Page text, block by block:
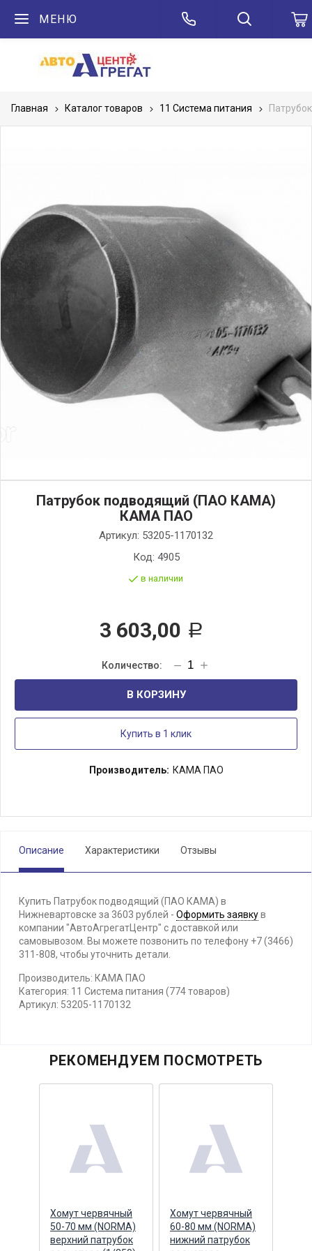
МЕНЮ
Главная Каталог товаров 11 Система питания
Патрубок подводящий (ПАО КАМА)
КАМА ПАО
Артикул: 53205-1170132
Код: 4905
в наличии
3 603,00 Р
В КОРЗИНУ
Купить в 1 клик
Производитель: КАМА ПАО
Описание Характеристики Отзывы
Купить Патрубок подводящий (ПАО КАМА) в
Нижневартовске за 3603 рублей - Оформить заявкув
компании "АвтоАгрегатЦентр" с доставкой или
самовывозом. Вы можете позвонить по телефону +7 (3466)
311-808, чтобы уточнить детали.
Производитель: КАМА ПАО
Категория: 11 Система питания (774 товаров)
Артикул: 53205-1170132
РЕКОМЕНДУЕМ ПОСМОТРЕТЬ
Хомут червячный
50-70 мм (NORMA)
верхний патрубок
Хомут червячный
60-80 мм (NORMA)
нижний патрубок